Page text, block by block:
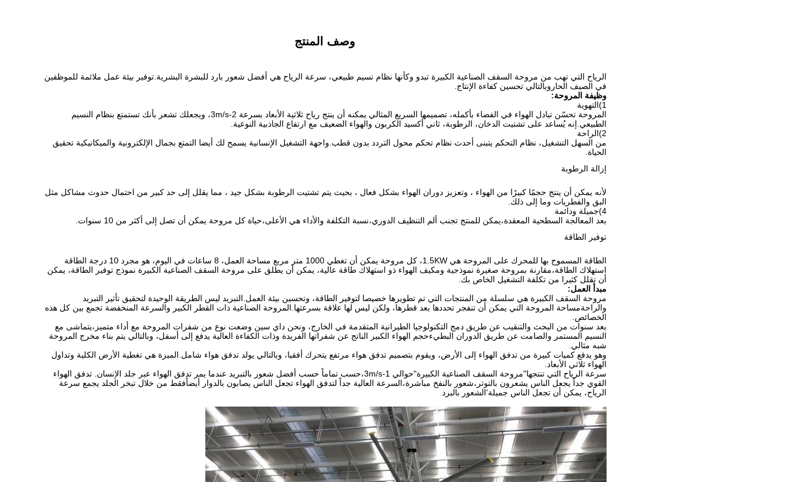
وصف المنتج
الرياح التي تهب من مروحة السقف الصناعية الكبيرة تبدو وكأنها نظام نسيم طبيعي، سرعة الرياح هي أفضل شعور بارد للبشرة البشرية.توفير بيئة عمل ملائمة للموظفين
في الصيف الحاروبالتالي تحسين كفاءة الإنتاج.
وظيفة المروحة:
1
)التهوية
المروحة تحسّن تبادل الهواء في الفضاء بأكمله، تصميمها السريع المثالي يمكنه أن ينتج رياح ثلاثية الأبعاد بسرعة 2-3m/s، ويجعلك تشعر بأنك تستمتع بنظام النسيم
الطبيعي.إنه يُساعد على تشتيت الدخان، الرطوبة، ثاني أكسيد الكربون والهواء الضعيف مع ارتفاع الجاذبية النوعية.
2
)الراحة
من السهل التشغيل، نظام التحكم يتبنى أحدث نظام تحكم محول التردد بدون قطب.واجهة التشغيل الإنسانية يسمح لك أيضا التمتع بجمال الإلكترونية والميكانيكية تحقيق
الحياة.
إزالة الرطوبة
لأنه يمكن أن ينتج حجمًا كبيرًا من الهواء ، وتعزيز دوران الهواء بشكل فعال ، بحيث يتم تشتيت الرطوبة بشكل جيد ، مما يقلل إلى حد كبير من احتمال حدوث مشاكل مثل
البق والفطريات وما إلى ذلك.
4
)جميلة ودائمة
بعد المعالجة السطحية المعقدة،يمكن للمنتج تجنب ألم التنظيف الدوري،نسبة التكلفة والأداء هي الأعلى،حياة كل مروحة يمكن أن تصل إلى أكثر من 10 سنوات.
توفير الطاقة
الطاقة المسموح بها للمحرك على المروحة هي 1.5KW، كل مروحة يمكن أن تغطي 1000 متر مربع مساحة العمل، 8 ساعات في اليوم، هو مجرد 10 درجة الطاقة
استهلاك الطاقة،مقارنة بمروحة صغيرة نموذجية ومكيف الهواء ذو استهلاك طاقة عالية، يمكن أن يطلق على مروحة السقف الصناعية الكبيرة نموذج توفير الطاقة، يمكن
أن تقلل كثيرا من تكلفة التشغيل الخاص بك.
مبدأ العمل:
مروحة السقف الكبيرة هي سلسلة من المنتجات التي تم تطويرها خصيصا لتوفير الطاقة، وتحسين بيئة العمل.التبريد ليس الطريقة الوحيدة لتحقيق تأثير التبريد
والراحةمساحة المروحة التي يمكن أن تنفجر تحددها بعد قطرها، ولكن ليس لها علاقة بسرعتها.المروحة الصناعية ذات القطر الكبير والسرعة المنخفضة تجمع بين كل هذه
الخصائص.
بعد سنوات من البحث والتنقيب عن طريق دمج التكنولوجيا الطيرانية المتقدمة في الخارج، ونحن داي سين وضعت نوع من شفرات المروحة مع أداء متميز،يتماشى مع
النسيم المستمر والصامت عن طريق الدوران البطيءحجم الهواء الكبير الناتج عن شفراتها الفريدة وذات الكفاءة العالية يدفع إلى أسفل، وبالتالي يتم بناء مخرج المروحة
شبه مثالي.
وهو يدفع كميات كبيرة من تدفق الهواء إلى الأرض، ويقوم بتصميم تدفق هواء مرتفع يتحرك أفقيا، وبالتالي يولد تدفق هواء شامل.الميزة هي تغطية الأرض الكلية وتداول
الهواء ثلاثي الأبعاد.
سرعة الرياح التي تنتجها"مروحة السقف الصناعية الكبيرة"
حوالي 1-3m/s،حسب تماماً حسب أفضل شعور بالتبريد عندما يمر تدفق الهواء عبر جلد الإنسان. تدفق الهواء
القوي جداً يجعل الناس يشعرون بالتوتر،شعور بالنفخ مباشرة،السرعة العالية جداً لتدفق الهواء تجعل الناس يصابون بالدوار أيضاًفقط من خلال تبخر الجلد يجمع سرعة
الرياح، يمكن أن تجعل الناس جميلة'الشعور بالبرد